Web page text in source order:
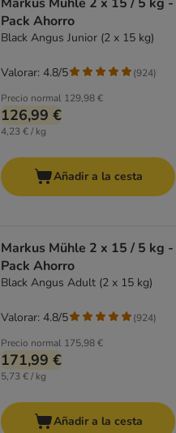
Pack Ahorro
Black Angus Junior (2 x 15 kg)
Precio normal 129,98 €
126,99 €
4,23 € / kg
Valorar: 4.8/5 (924)
Añadir a la cesta
Markus Mühle 2 x 15 / 5 kg -
Pack Ahorro
Black Angus Adult (2 x 15 kg)
Precio normal 175,98 €
171,99 €
5,73 € / kg
Valorar: 4.8/5 (924)
Añadir a la cesta